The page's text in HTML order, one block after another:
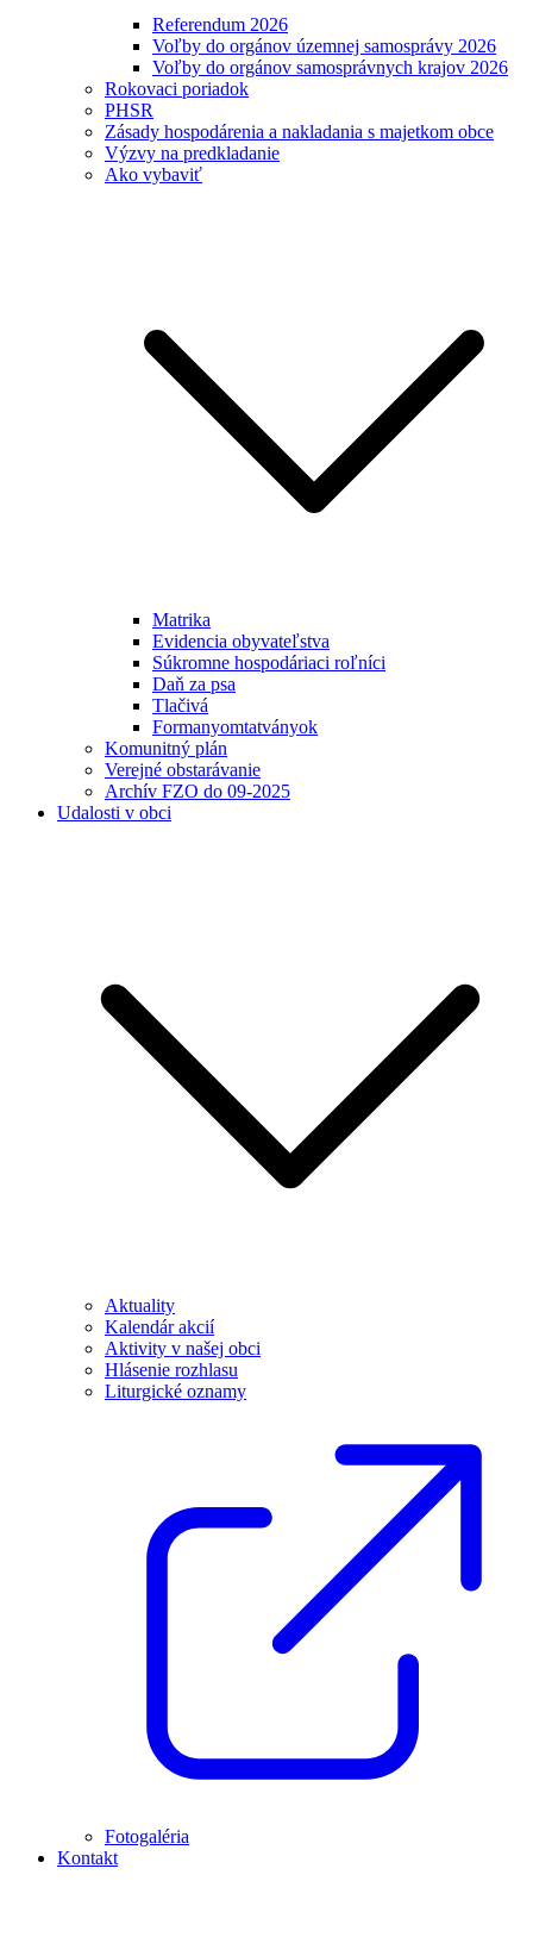
Referendum 2026
Voľby do orgánov územnej samosprávy 2026
Voľby do orgánov samosprávnych krajov 2026
Rokovaci poriadok
PHSR
Zásady hospodárenia a nakladania s majetkom obce
Výzvy na predkladanie
Ako vybaviť
Matrika
Evidencia obyvateľstva
Súkromne hospodáriaci roľníci
Daň za psa
Tlačivá
Formanyomtatványok
Komunitný plán
Verejné obstarávanie
Archív FZO do 09-2025
Udalosti v obci
Aktuality
Kalendár akcií
Aktivity v našej obci
Hlásenie rozhlasu
Liturgické oznamy
Fotogaléria
Kontakt